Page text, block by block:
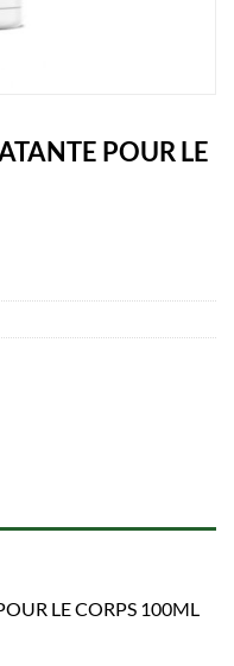
POUR LE
LE CORPS 100ML